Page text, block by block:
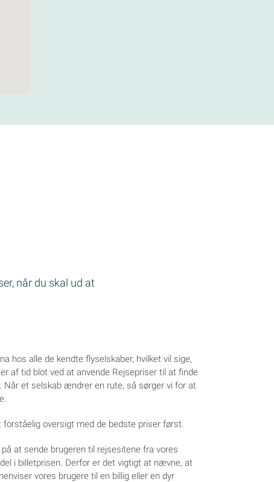
når du skal ud at
hos alle de kendte flyselskaber, hvilket vil sige,
af tid blot ved at anvende Rejsepriser til at finde
Når et selskab ændrer en rute, så sørger vi for at
forståelig oversigt med de bedste priser først.
at sende brugeren til rejsesitene fra vores
i billetprisen. Derfor er det vigtigt at nævne, at
vores brugere til en billig eller en dyr